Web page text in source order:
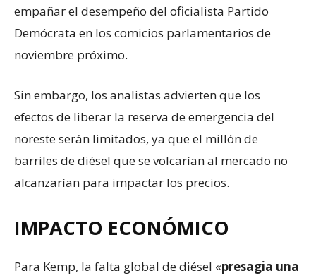
empañar el desempeño del oficialista Partido
Demócrata en los comicios parlamentarios de
noviembre próximo.
Sin embargo, los analistas advierten que los
efectos de liberar la reserva de emergencia del
noreste serán limitados, ya que el millón de
barriles de diésel que se volcarían al mercado no
alcanzarían para impactar los precios.
IMPACTO ECONÓMICO
Para Kemp, la falta global de diésel «presagia una